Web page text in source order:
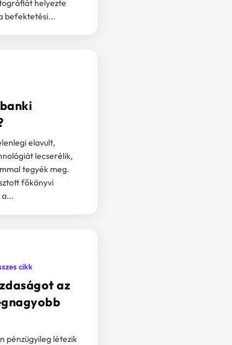
helyezte
befektetési...
elavult,
lecserélik,
tegyék meg.
főkönyvi
az
cikk
pénzügyileg létezik